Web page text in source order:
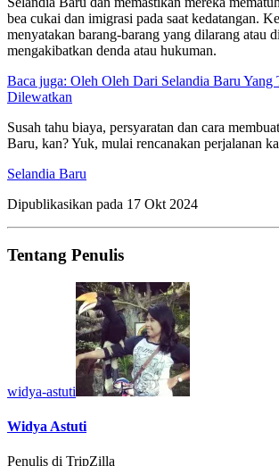
bea cukai dan imigrasi pada saat kedatangan.
menyatakan barang-barang yang dilarang atau
mengakibatkan denda atau hukuman.
Baca juga: Oleh Oleh Dari Selandia Baru Yang
Dilewatkan
Susah tahu biaya, persyaratan dan cara
Baru, kan? Yuk, mulai rencanakan perjalanan
Selandia Baru
Dipublikasikan pada 17 Okt 2024
Tentang Penulis
widya-astuti
Widya Astuti
Penulis di TripZilla